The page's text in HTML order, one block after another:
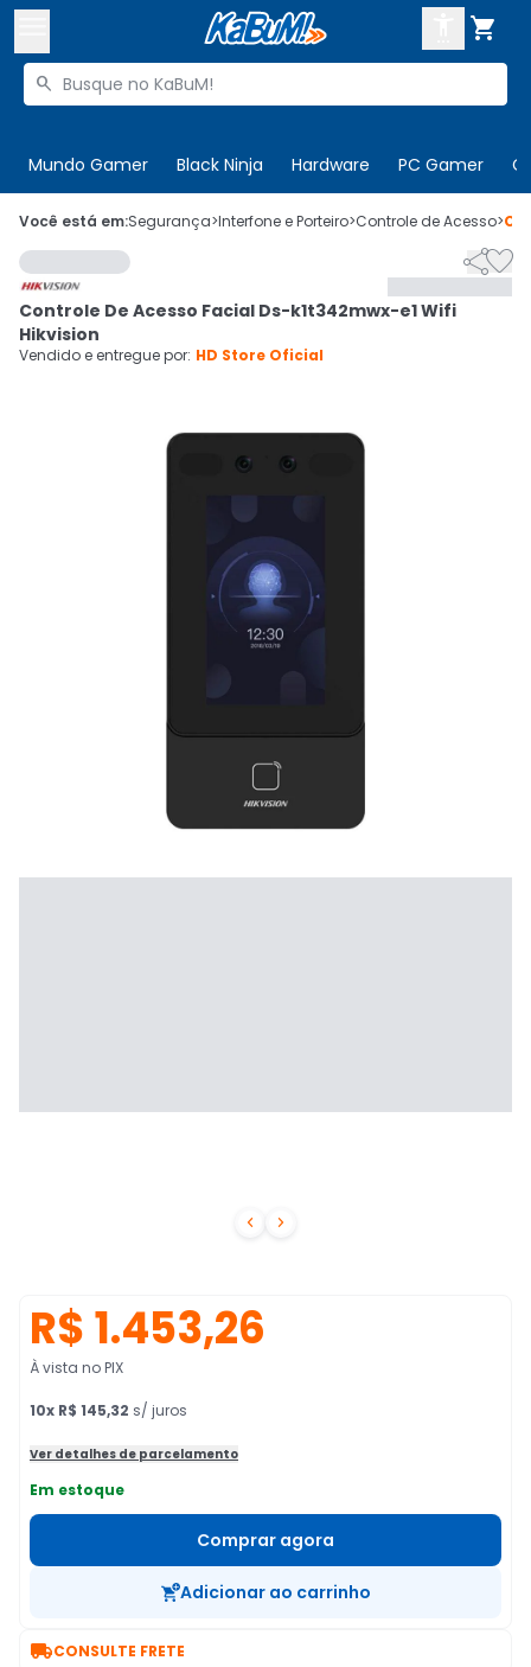

Buscar produtos

Mundo Gamer Black Ninja Hardware PC Gamer
 Olá. Acesse sua conta
 Departamentos
 Cupons
Ativar tradutor em libras
CADASTRE-SE
Você está em:Segurança>Interfone e Porteiro>Controle de Acesso>
 

Controle De Acesso Facial Ds-k1t342mwx-e1 Wifi
Hikvision
Vendido e entregue por: HD Store Oficial
R$ 1.453,26
À vista no PIX
10x R$ 145,32 s/ juros
Ver detalhes de parcelamento
Em estoque
Comprar agora
Adicionar ao carrinho
CONSULTE FRETE